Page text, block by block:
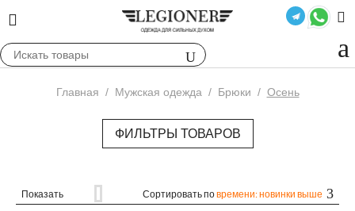
Главная / Мужская одежда / Брюки / Осень
ФИЛЬТРЫ ТОВАРОВ
Показать Сортировать повремени: новинки выше